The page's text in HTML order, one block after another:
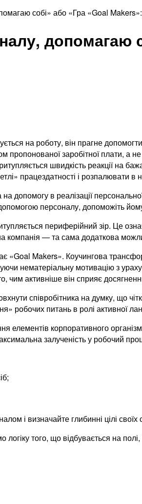
собі» або «Гра «Goal Makers»:
допомагаю
на роботу, він прагне
пропонованої заробітної плати,
швидкість реакції
працездатності і
допомогу в реалізації
персоналу, допоможіть
периферійний зір. Це
— та сама додаткова
«Goal Makers». Коучингова
нематеріальну мотивацію з
чим активніше він сприяє
співробітника на думку, що
робочих питань в ролі
елементів корпоративного
залученість у робочий
і визначайте глибинні цілі
того, що відбувається на